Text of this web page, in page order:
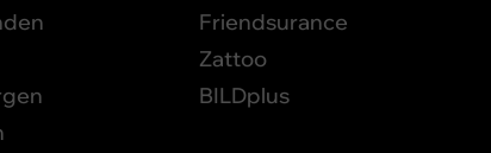
Friendsurance
Zattoo
BILDplus